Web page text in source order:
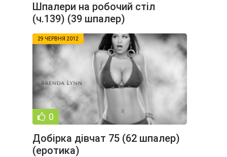
Шпалери на робочий стіл
(ч.139) (39 шпалер)
29 ЧЕРВНЯ 2012
0
Добірка дівчат 75 (62 шпалер)
(еротика)